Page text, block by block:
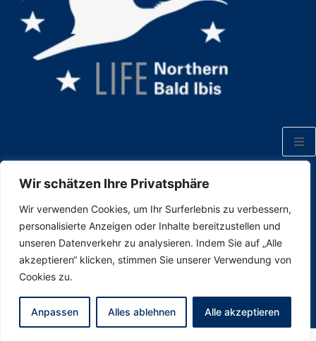
Wir schätzen Ihre Privatsphäre
Wir verwenden Cookies, um Ihr Surferlebnis zu verbessern,
personalisierte Anzeigen oder Inhalte bereitzustellen und
unseren Datenverkehr zu analysieren. Indem Sie auf „Alle
akzeptieren“ klicken, stimmen Sie unserer Verwendung von
Cookies zu.
Anpassen Alles ablehnen Alle akzeptieren